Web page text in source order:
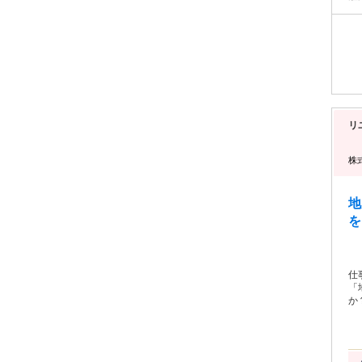
リ
株
を
仕
か？ 〜つづら屋とは？〜 当社が運営するつづら屋は、全
元 ★